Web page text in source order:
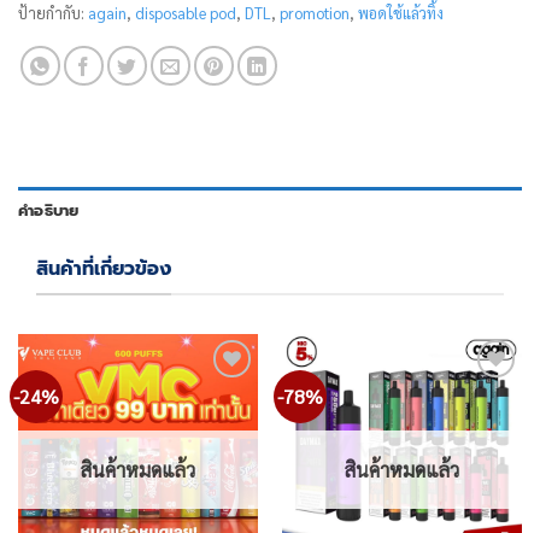
ป้ายกำกับ: again, disposable pod, DTL , promotion, พอดใช้แล้วทิ้ง
คำอธิบาย
สินค้าที่เกี่ยวข้อง
-24%
Add
to
wishlist
สินค้าหมดแล้ว
-78%
Add
to
wishlist
สินค้าหมดแล้ว